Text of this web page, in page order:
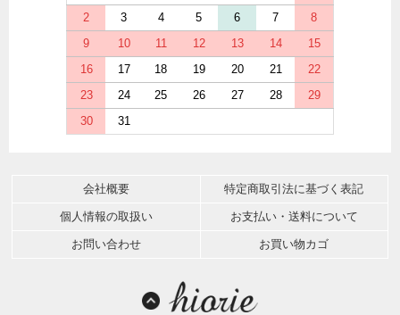
2
3 4 5 6 7
8
9
10 11 12 13 14
15
16
17 18 19 20 21
22
23
24 25 26 27 28
29
30
31
会社概要 特定商取引法に基づく表記
個人情報の取扱い お支払い・送料について
お問い合わせ お買い物カゴ